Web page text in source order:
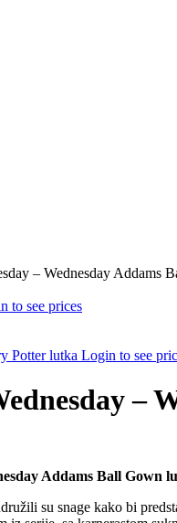
– Wednesday Addams
to see prices
Potter lutka Login to see
–
Addams Ball Gown
su snage kako bi